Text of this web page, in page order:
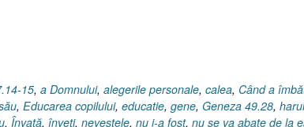
15, a Domnului, alegerile personale, calea, Când a
, Educarea copilului, educatie, gene, Geneza 49.28,
, Învaţă, înveţi, nevestele, nu i-a fost, nu se va abate de la